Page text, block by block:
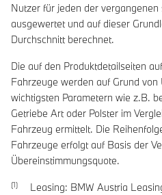
Nutzer für jeden der
ausgewertet und auf dieser
Durchschnitt berechnet.
Die auf den Produktdetailseiten
Fahrzeuge werden auf Grund
wichtigsten Parametern wie z.B.
Getriebe Art oder Polster im
Fahrzeug ermittelt. Die
Fahrzeuge erfolgt auf Basis der
Übereinstimmungsquote.
Leasing: BMW Austria